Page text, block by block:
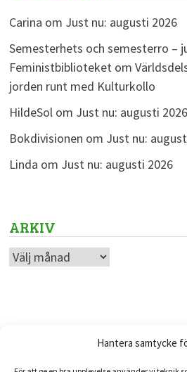
Hantera samtycke
Carina om Just nu: augusti 2026
Semesterhets och semesterro –
Feministbiblioteketom
jorden runt med Kulturkollo
HildeSolom Just nu: augusti 2026
Bokdivisionen om Just nu:
Linda om Just nu: augusti 2026
ARKIV
Arkiv